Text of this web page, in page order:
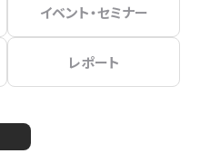
イベント・セミナー
レポート